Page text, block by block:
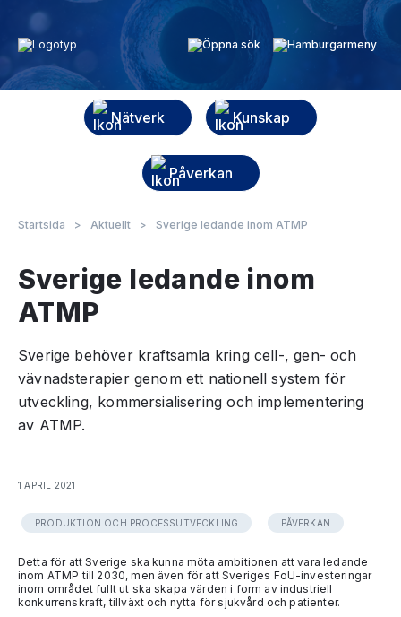
Nätverk Kunskap
Påverkan
Startsida > Aktuellt > Sverige ledande inom ATMP
Sverige ledande inom
ATMP
Sverige behöver kraftsamla kring cell-, gen- och
vävnadsterapier genom ett nationell system för
utveckling, kommersialisering och implementering
av ATMP.
1 APRIL 2021
PRODUKTION OCH PROCESSUTVECKLING PÅVERKAN
Detta för att Sverige ska kunna möta ambitionen att vara ledande
inom ATMP till 2030, men även för att Sveriges FoU-investeringar
inom området fullt ut ska skapa värden i form av industriell
konkurrenskraft, tillväxt och nytta för sjukvård och patienter.